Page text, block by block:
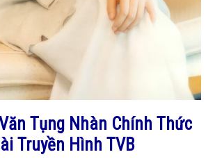
Tụng Nhàn Chính Thức
Truyền Hình TVB